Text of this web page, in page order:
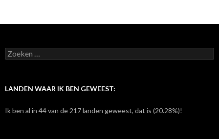
Z
o
e
a
LANDEN WAAR IK BEN GEWEEST:
Ik ben al in 44 van de 217 landen geweest, dat is (20.28%)!